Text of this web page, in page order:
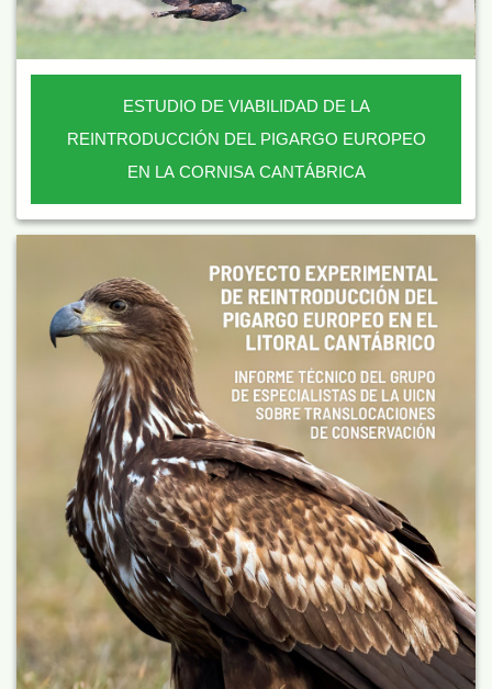
ESTUDIO DE VIABILIDAD DE LA
REINTRODUCCIÓN DEL PIGARGO EUROPEO
EN LA CORNISA CANTÁBRICA